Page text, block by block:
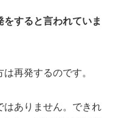
すると言われていま
再発するのです。
はありません。できれ